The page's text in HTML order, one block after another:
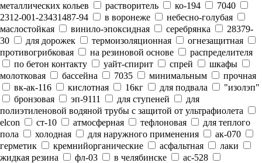
металлических кольев
растворитель ко-194
7040
2312-001-23431487-94
в воронеже
небесно-голубая
маслостойкая
винило-эпоксидная серебрянка
28379-
30
для дорожек термоизоляционная
огнезащитная
противогрибковая
на резиновой основе
распределителя
по бетон контакту
уайт-спирит спрей
шкафы
молотковая
бассейна 7035 минимальным
прочная
вк-ак-116
кислотная 16кг для подвала
"изолэп"
бронзовая
эп-9111 для ступеней
для
полиэтиленовой водяной трубы с защитой от ультрафиолета
elcon
ст-10 атмосферная тефлоновая
для теплого
пола
холодная для наружного применения
ак-070
герметик
кремнийорганические асфальтная
лаки
жидкая резина
фл-03 в челябинске
ас-528